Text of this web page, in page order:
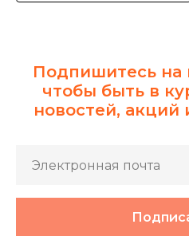
Подпишитесь на
чтобы быть в
новостей,